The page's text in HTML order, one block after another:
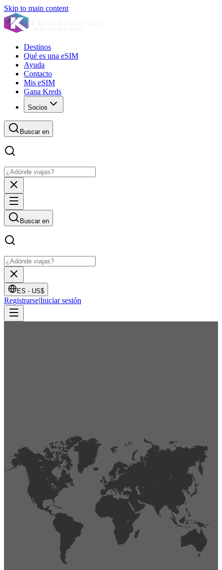
Skip to main content
Destinos
Qué es una eSIM
Ayuda
Contacto
Mis eSIM
Gana Kreds
Socios
Buscar en
Buscar en
ES - US$
Registrarse|Iniciar sesión
404Página no encontrada,
La página que buscas no existe o se ha cambiado de lugar.
Comprueba la URL e inténtalo de nuevo.
Ir a la página de inicio
Obtener soporte técnico